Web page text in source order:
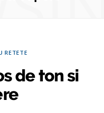
RETETE
de ton si